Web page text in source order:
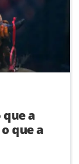
que a
que a